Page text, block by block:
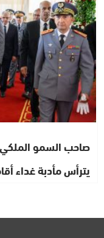
صاحب السمو
يترأس مأدبة غداء